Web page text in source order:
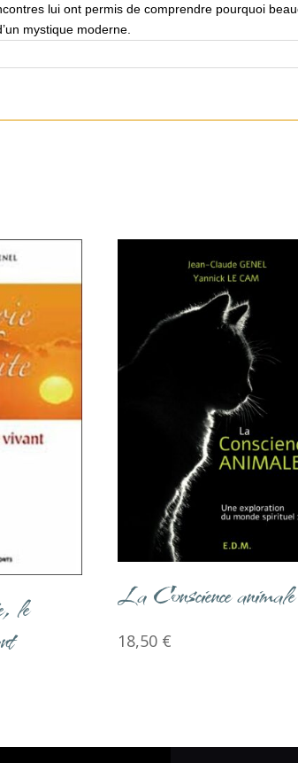
lui ont permis de comprendre pourquoi
mystique moderne.
le
La Conscience animale
18,50 €